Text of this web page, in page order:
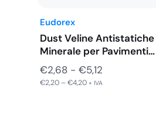
Eudorex
Dust Veline Antistatiche
Minerale per Pavimenti…
€2,68 - €5,12
di
€2,20 –€4,20 + IVA